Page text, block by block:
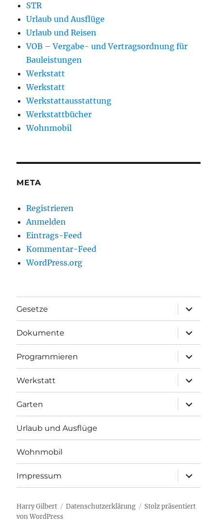
STR
Urlaub und Ausflüge
Urlaub und Reisen
VOB – Vergabe- und Vertragsordnung für
Bauleistungen
Werkstatt
Werkstatt
Werkstattausstattung
Werkstattbücher
Wohnmobil
META
Registrieren
Anmelden
Eintrags-Feed
Kommentar-Feed
WordPress.org
Gesetze
anzeigen
Dokumente
anzeigen
Programmieren
anzeigen
Werkstatt
anzeigen
Garten
anzeigen
Urlaub und Ausflüge
Wohnmobil
Impressum
anzeigen
Harry Gilbert Datenschutzerklärung
Stolz präsentiert
von WordPress